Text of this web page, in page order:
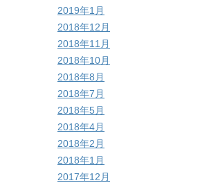
2019年1月
2018年12月
2018年11月
2018年10月
2018年8月
2018年7月
2018年5月
2018年4月
2018年2月
2018年1月
2017年12月